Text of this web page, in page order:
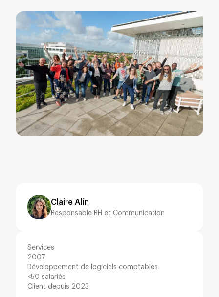
Claire Alin
Responsable RH et Communication
Services
2007
Développement de logiciels comptables
<50 salariés
Client depuis 2023